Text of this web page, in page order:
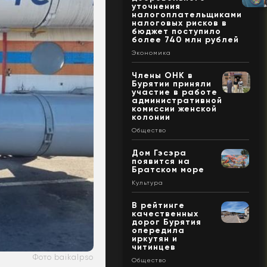
Фото baikalpso
уточнения
налогоплательщиками
налоговых рисков в
бюджет поступило
более 740 млн рублей
Экономика
Члены ОНК в
Бурятии приняли
участие в работе
административной
комиссии женской
колонии
Общество
Дом Гэсэра
появится на
Братском море
Культура
В рейтинге
качественных
дорог Бурятия
опередила
иркутян и
читинцев
Общество